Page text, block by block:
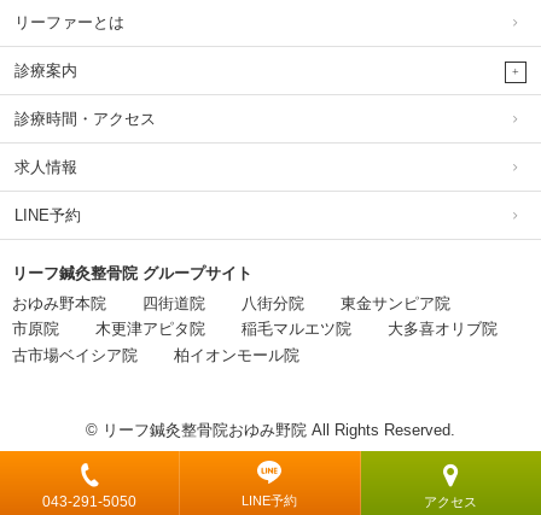
043-291-5050 LINE予約 アクセス
リーファーとは
診療案内
診療時間・アクセス
求人情報
LINE予約
リーフ鍼灸整骨院 グループサイト
おゆみ野本院
四街道院 八街分院
東金サンピア院
市原院
木更津アピタ院 稲毛マルエツ院
大多喜オリブ院
古市場ベイシア院
柏イオンモール院
© リーフ鍼灸整骨院おゆみ野院 All Rights Reserved.